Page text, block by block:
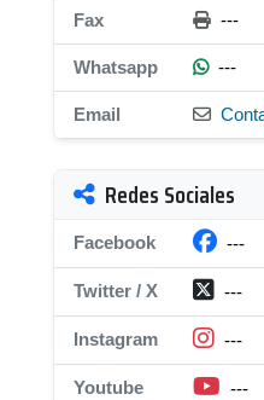
Fax ---
Whatsapp ---
Email
Redes Sociales
Facebook ---
Twitter / X ---
Instagram ---
Youtube ---